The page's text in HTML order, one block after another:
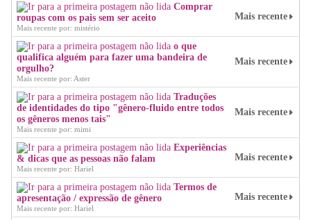
Comprar
roupas com os pais sem ser aceito
Mais recente por: mistério
Mais recente
o que
qualifica alguém para fazer uma bandeira de
orgulho?
Mais recente por: Aster
Mais recente
Traduções
de identidades do tipo "gênero-fluido entre todos
os gêneros menos tais"
Mais recente por: mimi
Mais recente
Experiências
& dicas que as pessoas não falam
Mais recente por: Hariel
Mais recente
Termos de
apresentação / expressão de gênero
Mais recente por: Hariel
Mais recente